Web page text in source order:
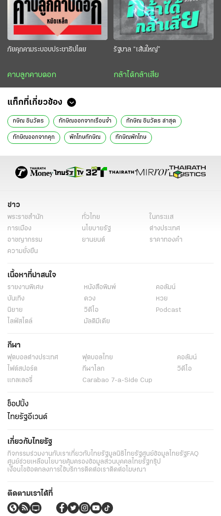
ภัยคุกคามระบอบประชาธิปไตย
คาบลูกคาบดอก
รัฐบาล “เส้นใหญ่”
กล้าได้กล้าเสีย
แท็กที่เกี่ยวข้อง
กษิณ ชินวัตร ทักษิณออกจากเรือนจำ ทักษิณ ชินวัตร ล่าสุด
ทักษิณออกจากคุก พักโทษทักษิณ ทักษิณพักโทษ
แพทองธาร ชินวัตร วรงค์ เดชกิจวิกรม กรมราชทัณฑ์
ลิขิต จงสกุล
ข่าว
พระราชสำนัก ทั่วไทย
ในกระแส
การเมือง
นโยบายรัฐ
ต่างประเทศ
อาชญากรรม
ยานยนต์
ราคาทองคำ
ความยั่งยืน
เนื้อหาที่น่าสนใจ
รายงานพิเศษ หนังสือพิมพ์
คอลัมน์
บันเทิง
ดวง
หวย
นิยาย
วิดีโอ
Podcast
ไลฟ์สไตล์
มัลติมีเดีย
กีฬา
ฟุตบอลต่่างประเทศ ฟุตบอลไทย
คอลัมน์
ไฟต์สปอร์ต
กีฬาโลก
วิดีโอ
แกลเลอรี่
Carabao 7-a-Side Cup
ช็อปปิ้ง
ไทยรัฐอีเวนต์
เกี่ยวกับไทยรัฐ
กิจกรรมร่วมงานกับเราเกี่ยวกับไทยรัฐมูลนิธิไทยรัฐศูนย์ข้อมูลไทยรัฐFAQ
ศูนย์ช่วยเหลือนโยบายคุ้มครองข้อมูลส่วนบุคคลไทยรัฐกรุ๊ป
เงื่อนไขข้อตกลงการใช้บริการติดต่อเราติดต่อโฆษณา
ติดตามเราได้ที่